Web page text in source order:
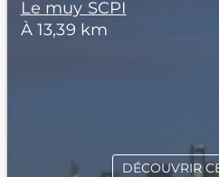
Le muy SCPI
À 13,39 km
DÉCOUVRIR